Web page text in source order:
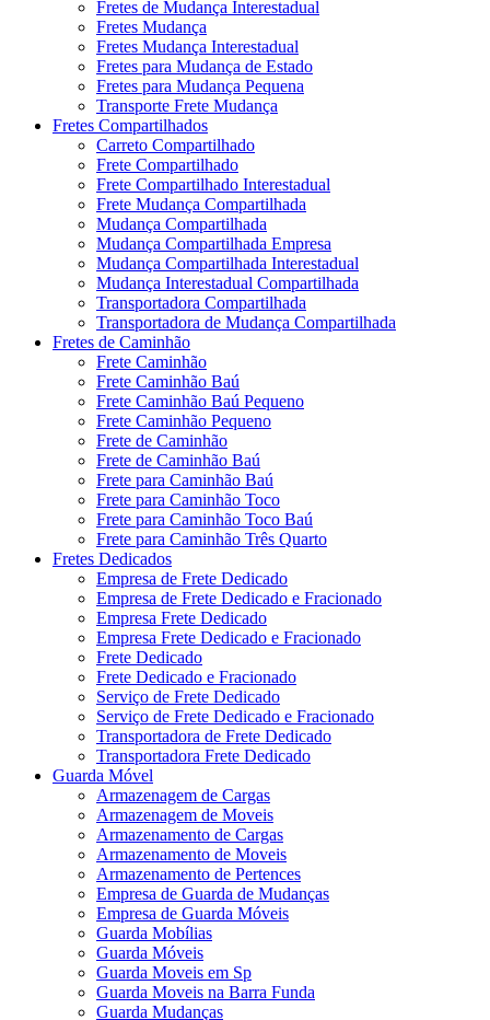
Fretes de Mudança Interestadual
Fretes Mudança
Fretes Mudança Interestadual
Fretes para Mudança de Estado
Fretes para Mudança Pequena
Transporte Frete Mudança
Fretes Compartilhados
Carreto Compartilhado
Frete Compartilhado
Frete Compartilhado Interestadual
Frete Mudança Compartilhada
Mudança Compartilhada
Mudança Compartilhada Empresa
Mudança Compartilhada Interestadual
Mudança Interestadual Compartilhada
Transportadora Compartilhada
Transportadora de Mudança Compartilhada
Fretes de Caminhão
Frete Caminhão
Frete Caminhão Baú
Frete Caminhão Baú Pequeno
Frete Caminhão Pequeno
Frete de Caminhão
Frete de Caminhão Baú
Frete para Caminhão Baú
Frete para Caminhão Toco
Frete para Caminhão Toco Baú
Frete para Caminhão Três Quarto
Fretes Dedicados
Empresa de Frete Dedicado
Empresa de Frete Dedicado e Fracionado
Empresa Frete Dedicado
Empresa Frete Dedicado e Fracionado
Frete Dedicado
Frete Dedicado e Fracionado
Serviço de Frete Dedicado
Serviço de Frete Dedicado e Fracionado
Transportadora de Frete Dedicado
Transportadora Frete Dedicado
Guarda Móvel
Armazenagem de Cargas
Armazenagem de Moveis
Armazenamento de Cargas
Armazenamento de Moveis
Armazenamento de Pertences
Empresa de Guarda de Mudanças
Empresa de Guarda Móveis
Guarda Mobílias
Guarda Móveis
Guarda Moveis em Sp
Guarda Moveis na Barra Funda
Guarda Mudanças